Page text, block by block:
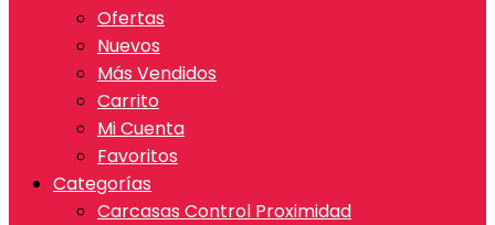
Ofertas
Nuevos
Más Vendidos
Carrito
Mi Cuenta
Favoritos
Categorías
Carcasas Control Proximidad